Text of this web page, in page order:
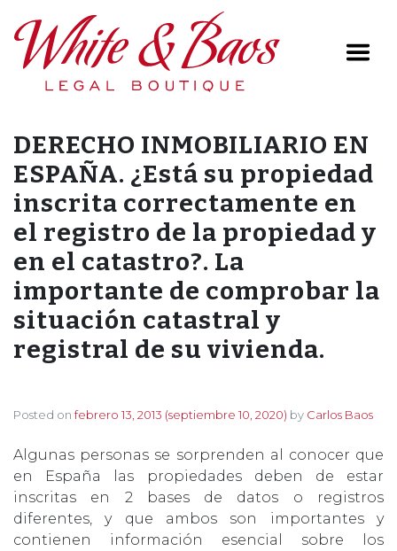
Main Navigation
DERECHO INMOBILIARIO EN
ESPAÑA. ¿Está su propiedad
inscrita correctamente en
el registro de la propiedad y
en el catastro?. La
importante de comprobar la
situación catastral y
registral de su vivienda.
Posted on febrero 13, 2013 (septiembre 10, 2020) by Carlos Baos
Algunas personas se sorprenden al conocer que
en España las propiedades deben de estar
inscritas en 2 bases de datos o registros
diferentes, y que ambos son importantes y
contienen información esencial sobre los